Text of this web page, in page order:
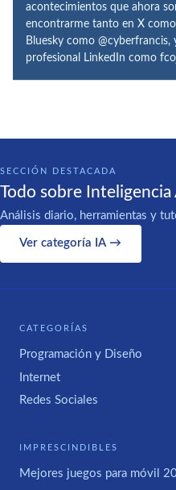
acontecimientos que ahora
encontrarme tanto en X
Bluesky como @cyberfrancis,
profesional LinkedIn como
SECCIÓN DESTACADA
Todo sobre Inteligencia
Análisis diario, herramientas y
Ver categoría IA →
CATEGORÍAS
Programación y Diseño
Internet
Redes Sociales
IMPRESCINDIBLES
Mejores juegos para móvil